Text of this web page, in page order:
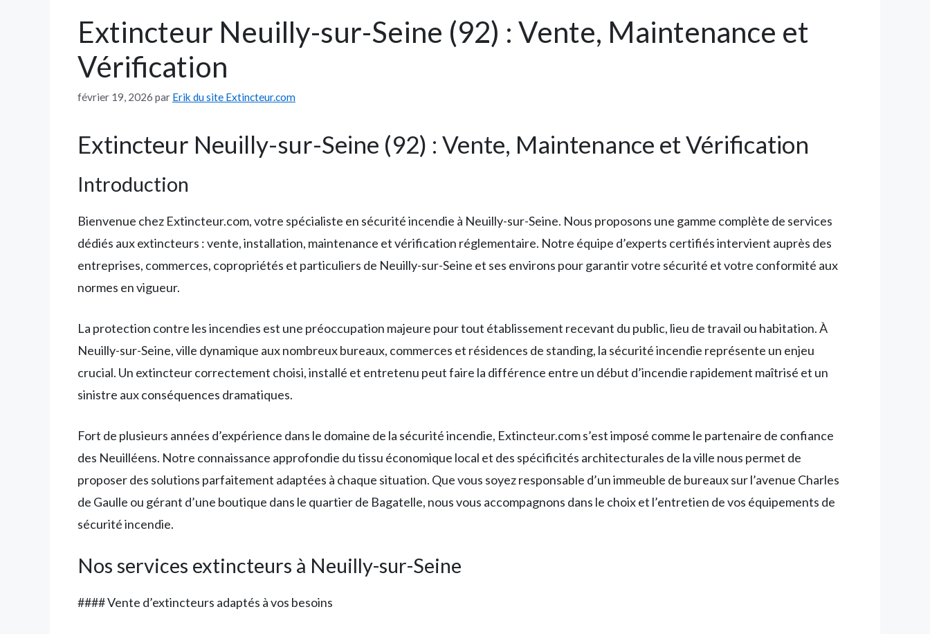
Extincteur Neuilly-sur-Seine (92) : Vente, Maintenance et
Vérification
février 19, 2026 par Erik du site Extincteur.com
Extincteur Neuilly-sur-Seine (92) : Vente, Maintenance et Vérification
Introduction
Bienvenue chez Extincteur.com, votre spécialiste en sécurité incendie à Neuilly-sur-Seine. Nous proposons une gamme complète de services
dédiés aux extincteurs : vente, installation, maintenance et vérification réglementaire. Notre équipe d’experts certifiés intervient auprès des
entreprises, commerces, copropriétés et particuliers de Neuilly-sur-Seine et ses environs pour garantir votre sécurité et votre conformité aux
normes en vigueur.
La protection contre les incendies est une préoccupation majeure pour tout établissement recevant du public, lieu de travail ou habitation. À
Neuilly-sur-Seine, ville dynamique aux nombreux bureaux, commerces et résidences de standing, la sécurité incendie représente un enjeu
crucial. Un extincteur correctement choisi, installé et entretenu peut faire la différence entre un début d’incendie rapidement maîtrisé et un
sinistre aux conséquences dramatiques.
Fort de plusieurs années d’expérience dans le domaine de la sécurité incendie, Extincteur.com s’est imposé comme le partenaire de confiance
des Neuilléens. Notre connaissance approfondie du tissu économique local et des spécificités architecturales de la ville nous permet de
proposer des solutions parfaitement adaptées à chaque situation. Que vous soyez responsable d’un immeuble de bureaux sur l’avenue Charles
de Gaulle ou gérant d’une boutique dans le quartier de Bagatelle, nous vous accompagnons dans le choix et l’entretien de vos équipements de
sécurité incendie.
Nos services extincteurs à Neuilly-sur-Seine
#### Vente d’extincteurs adaptés à vos besoins